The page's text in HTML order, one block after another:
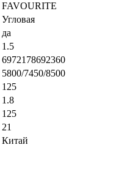
FAVOURITE
Угловая
да
1.5
6972178692360
5800/7450/8500
125
1.8
125
21
Китай